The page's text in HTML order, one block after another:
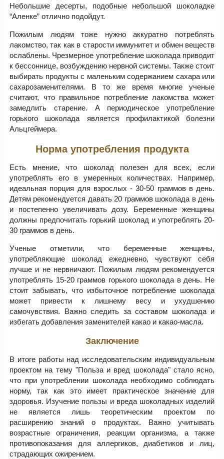
Небольшие десерты, подобные небольшой шоколадке
“Аленке” отлично подойдут.
Пожилым людям тоже нужно аккуратно потреблять
лакомство, так как в старости иммунитет и обмен веществ
ослаблены. Чрезмерное употребление шоколада приводит
к бессоннице, возбуждению нервной системы. Также стоит
выбирать продукты с маленьким содержанием сахара или
сахарозаменителями. В то же время многие ученые
считают, что правильное потребление лакомства может
замедлить старение. А периодическое употребление
горького шоколада является профилактикой болезни
Альцгеймера.
Норма употребления продукта
Есть мнение, что шоколад полезен для всех, если
употреблять его в умеренных количествах. Например,
идеальная порция для взрослых - 30-50 граммов в день.
Детям рекомендуется давать 20 граммов шоколада в день
и постепенно увеличивать дозу. Беременные женщины
должны предпочитать горький шоколад и употреблять 20-
30 граммов в день.
Ученые отметили, что беременные женщины,
употребляющие шоколад ежедневно, чувствуют себя
лучше и не нервничают. Пожилым людям рекомендуется
употреблять 15-20 граммов горького шоколада в день. Не
стоит забывать, что избыточное потребление шоколада
может привести к лишнему весу и ухудшению
самочувствия. Важно следить за составом шоколада и
избегать добавления заменителей какао и какао-масла.
Заключение
В итоге работы над исследовательским индивидуальным
проектом на тему "Польза и вред шоколада" стало ясно,
что при употреблении шоколада необходимо соблюдать
норму, так как это имеет практическое значение для
здоровья. Изучение пользы и вреда шоколадных изделий
не является лишь теоретическим проектом по
расширению знаний о продуктах. Важно учитывать
возрастные ограничения, реакции организма, а также
противопоказания для аллергиков, диабетиков и лиц,
страдающих ожирением.